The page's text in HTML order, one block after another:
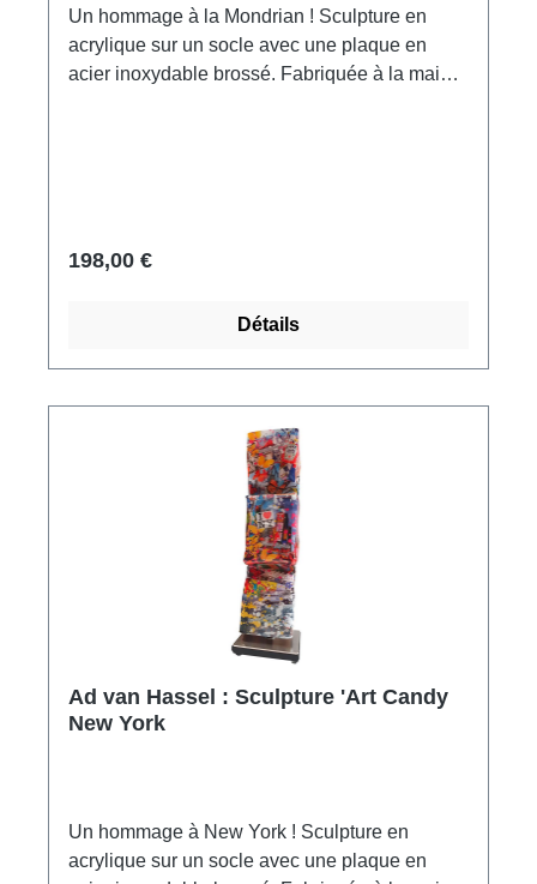
Un hommage à la Mondrian ! Sculpture en
acrylique sur un socle avec une plaque en
acier inoxydable brossé. Fabriquée à la main
198,00 €
Détails
Ad van Hassel : Sculpture 'Art Candy
New York
Un hommage à New York ! Sculpture en
acrylique sur un socle avec une plaque en